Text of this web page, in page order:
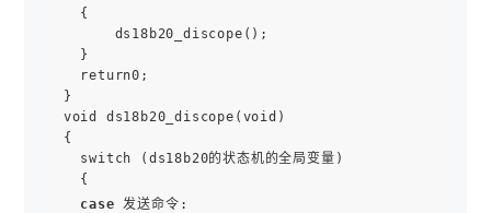
{
ds18b20_discope();
}
return0;
}
void ds18b20_discope(void)
{
switch (ds18b20的状态机的全局变量)
{
case 发送命令: